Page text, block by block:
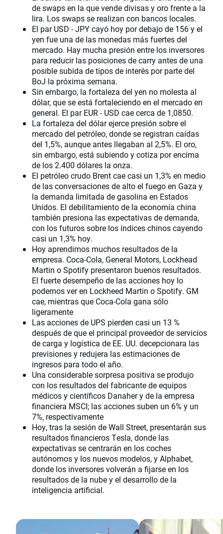
de swaps en la que vende divisas y oro frente a la
lira. Los swaps se realizan con bancos locales.
El par USD - JPY cayó hoy por debajo de 156 y el
yen fue una de las monedas más fuertes del
mercado. Hay mucha presión entre los inversores
para reducir las posiciones de carry antes de una
posible subida de tipos de interés por parte del
BoJ la próxima semana.
Sin embargo, la fortaleza del yen no molesta al
dólar, que se está fortaleciendo en el mercado en
general. El par EUR - USD cae cerca de 1,0850.
La fortaleza del dólar ejerce presión sobre el
mercado del petróleo, donde se registran caídas
del 1,5%, aunque antes llegaban al 2,5%. El oro,
sin embargo, está subiendo y cotiza por encima
de los 2.400 dólares la onza.
El petróleo crudo Brent cae casi un 1,3% en medio
de las conversaciones de alto el fuego en Gaza y
la demanda limitada de gasolina en Estados
Unidos. El debilitamiento de la economía china
también presiona las expectativas de demanda,
con los futuros sobre los índices chinos cayendo
casi un 1,3% hoy.
Hoy aprendimos muchos resultados de la
empresa. Coca-Cola, General Motors, Lockhead
Martin o Spotify presentaron buenos resultados.
El fuerte desempeño de las acciones hoy lo
podemos ver en Lockheed Martin o Spotify. GM
cae, mientras que Coca-Cola gana sólo
ligeramente
Las acciones de UPS pierden casi un 13 %
después de que el principal proveedor de servicios
de carga y logística de EE. UU. decepcionara las
previsiones y redujera las estimaciones de
ingresos para todo el año.
Una considerable sorpresa positiva se produjo
con los resultados del fabricante de equipos
médicos y científicos Danaher y de la empresa
financiera MSCI; las acciones suben un 6% y un
7%, respectivamente
Hoy, tras la sesión de Wall Street, presentarán sus
resultados financieros Tesla, donde las
expectativas se centrarán en los coches
autónomos y los nuevos modelos, y Alphabet,
donde los inversores volverán a fijarse en los
resultados de la nube y el desarrollo de la
inteligencia artificial.